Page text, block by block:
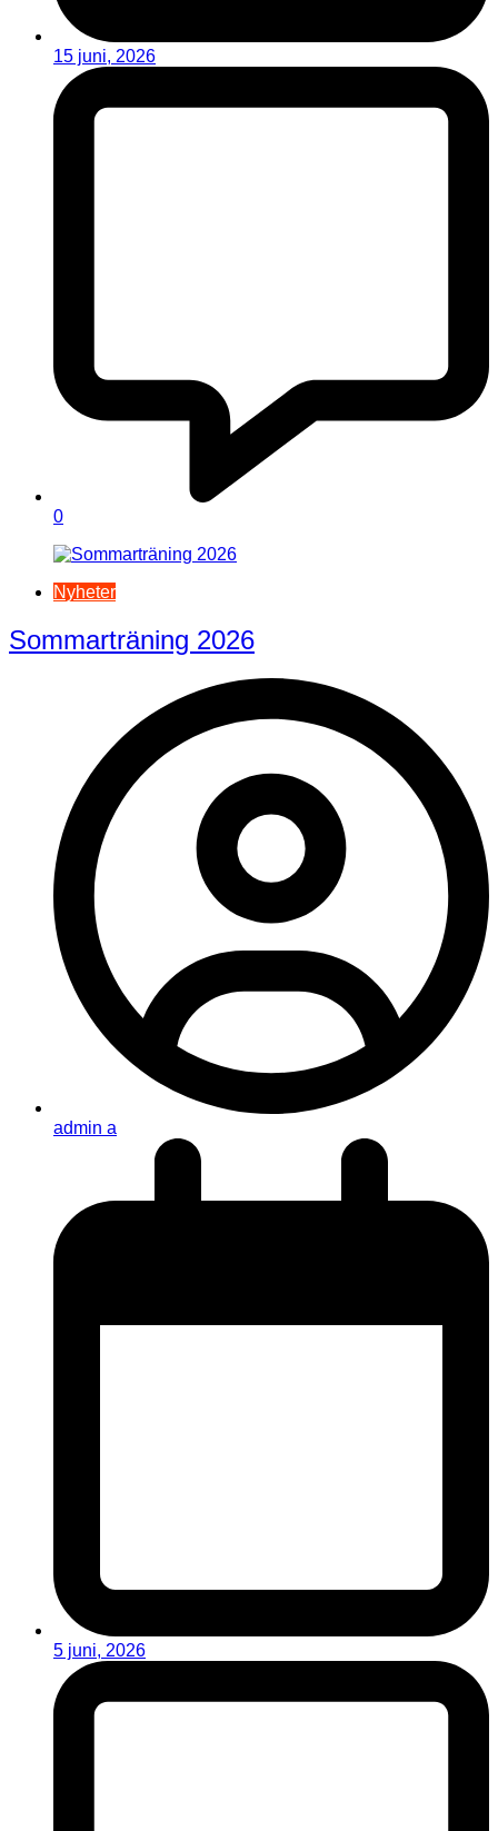
15 juni, 2026
0
Nyheter
Sommarträning 2026
admin a
5 juni, 2026